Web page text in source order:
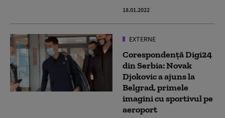
18.01.2022
EXTERNE
Corespondență Digi24
din Serbia: Novak
Djokovic a ajuns la
Belgrad, primele
imagini cu sportivul pe
aeroport